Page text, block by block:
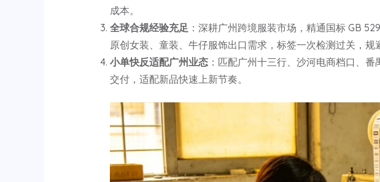
成本。
全球合规经验充足 ：深耕广州跨境服装市场，精通国标 GB
原创女装、童装、牛仔服饰出口需求，标签一次检测过关，规
小单快反适配广州业态：匹配广州十三行、沙河电商档口、番
交付，适配新品快速上新节奏。